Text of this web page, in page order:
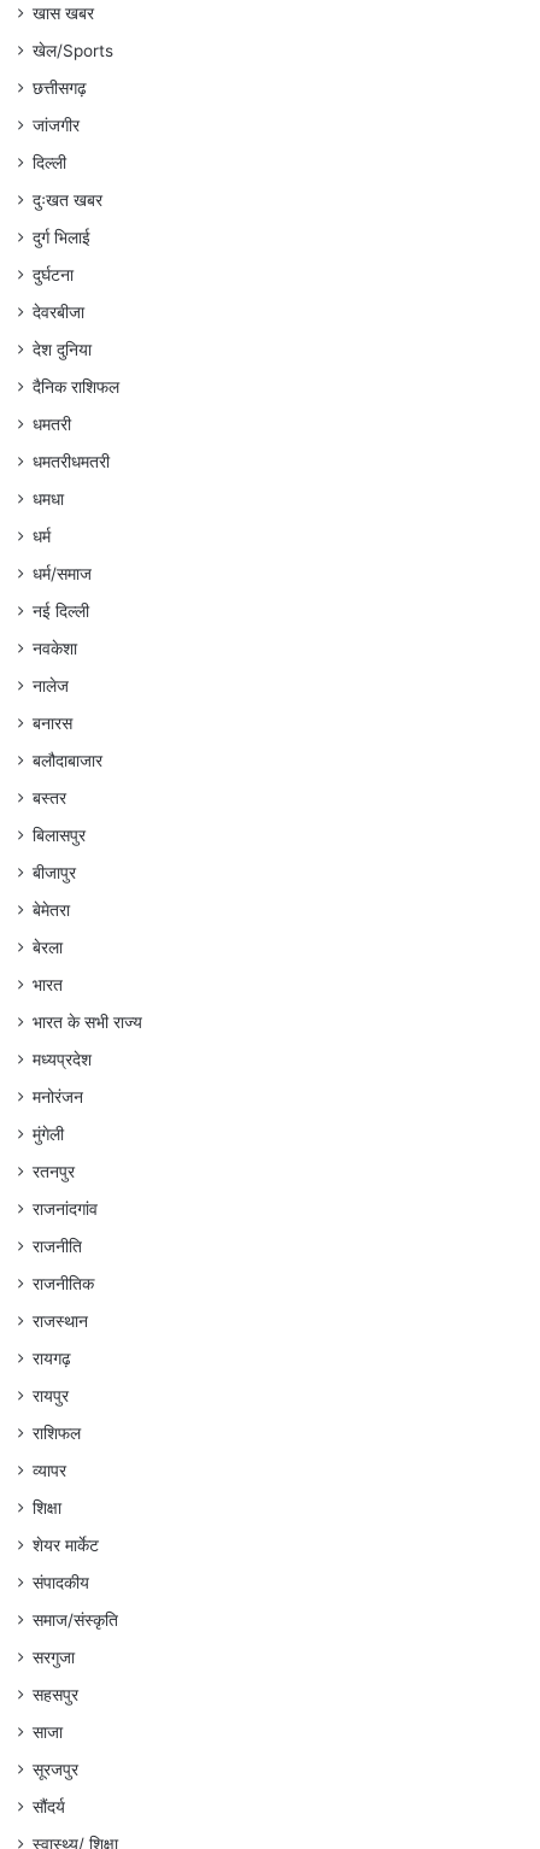
खास खबर
खेल/Sports
छत्तीसगढ़
जांजगीर
दिल्ली
दुःखत खबर
दुर्ग भिलाई
दुर्घटना
देवरबीजा
देश दुनिया
दैनिक राशिफल
धमतरी
धमतरीधमतरी
धमधा
धर्म
धर्म/समाज
नई दिल्ली
नवकेशा
नालेज
बनारस
बलौदाबाजार
बस्तर
बिलासपुर
बीजापुर
बेमेतरा
बेरला
भारत
भारत के सभी राज्य
मध्यप्रदेश
मनोरंजन
मुंगेली
रतनपुर
राजनांदगांव
राजनीति
राजनीतिक
राजस्थान
रायगढ़
रायपुर
राशिफल
व्यापर
शिक्षा
शेयर मार्केट
संपादकीय
समाज/संस्कृति
सरगुजा
सहसपुर
साजा
सूरजपुर
सौंदर्य
स्वास्थ्य/ शिक्षा